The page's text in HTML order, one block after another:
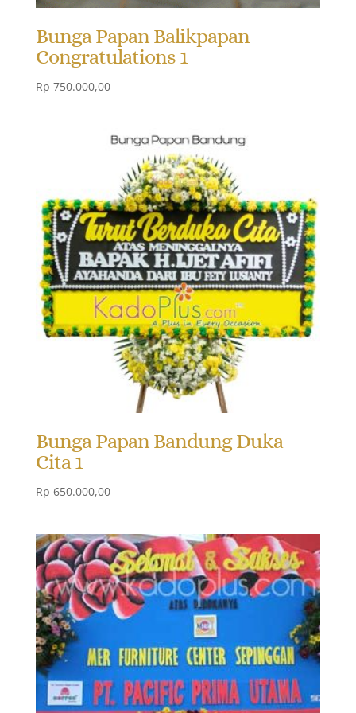
Bunga Papan Balikpapan
Congratulations 1
Rp 750.000,00
Bunga Papan Bandung Duka
Cita 1
Rp 650.000,00